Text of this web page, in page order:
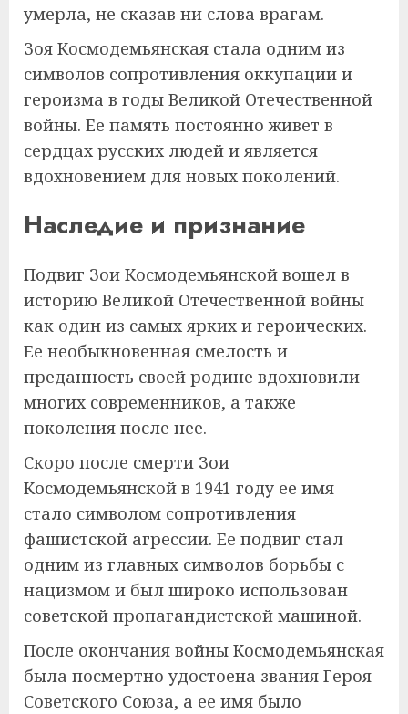
умерла, не сказав ни слова врагам.
Зоя Космодемьянская стала одним из
символов сопротивления оккупации и
героизма в годы Великой Отечественной
войны. Ее память постоянно живет в
сердцах русских людей и является
вдохновением для новых поколений.
Наследие и признание
Подвиг Зои Космодемьянской вошел в
историю Великой Отечественной войны
как один из самых ярких и героических.
Ее необыкновенная смелость и
преданность своей родине вдохновили
многих современников, а также
поколения после нее.
Скоро после смерти Зои
Космодемьянской в 1941 году ее имя
стало символом сопротивления
фашистской агрессии. Ее подвиг стал
одним из главных символов борьбы с
нацизмом и был широко использован
советской пропагандистской машиной.
После окончания войны Космодемьянская
была посмертно удостоена звания Героя
Советского Союза, а ее имя было